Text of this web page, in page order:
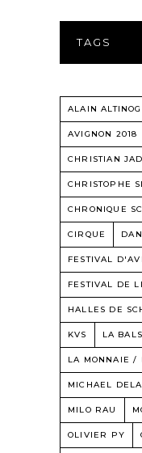
TAGS
ALAIN
AVIGNON 2018
CHRISTIAN
CHRISTOPHE
CHRONIQUE
CIRQUE
FESTIVAL
FESTIVAL DE
HALLES DE
KVS LA
LA MONNAIE /
MICHAEL
MILO RAU
OLIVIER PY